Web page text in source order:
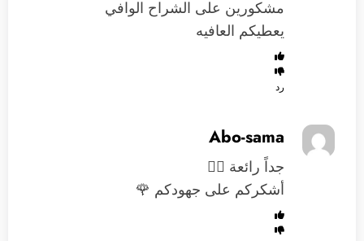
مشكورين على الشراح الوافي
يعطيكم العافيه
رد
Abo-sama
جداً رائعة 👍🏻
أشكركم على جهودكم 🌹